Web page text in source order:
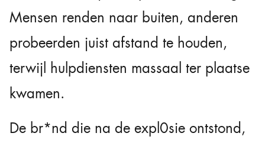
Mensen renden naar buiten, anderen
probeerden juist afstand te houden,
terwijl hulpdiensten massaal ter plaatse
kwamen.
De br*nd die na de expl0sie ontstond,